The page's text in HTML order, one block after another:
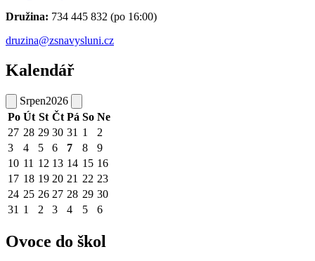
Družina: 734 445 832 (po 16:00)
druzina@zsnavysluni.cz
Kalendář
Srpen2026
Po Út St Čt Pá So Ne
27 28 29 30 31 1
2
3
4 5 6 7 8
9
10 11 12 13 14 15 16
17 18 19 20 21 22 23
24 25 26 27 28 29 30
31 1 2 3 4 5 6
Ovoce do škol